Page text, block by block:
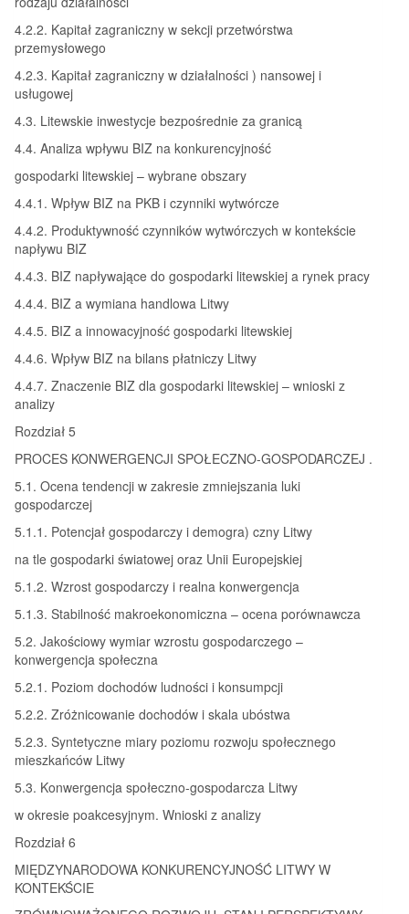
4.2.2. Kapitał zagraniczny w sekcji przetwórstwa
przemysłowego
4.2.3. Kapitał zagraniczny w działalności ) nansowej i
usługowej
4.3. Litewskie inwestycje bezpośrednie za granicą
4.4. Analiza wpływu BIZ na konkurencyjność
gospodarki litewskiej – wybrane obszary
4.4.1. Wpływ BIZ na PKB i czynniki wytwórcze
4.4.2. Produktywność czynników wytwórczych w kontekście
napływu BIZ
4.4.3. BIZ napływające do gospodarki litewskiej a rynek pracy
4.4.4. BIZ a wymiana handlowa Litwy
4.4.5. BIZ a innowacyjność gospodarki litewskiej
4.4.6. Wpływ BIZ na bilans płatniczy Litwy
4.4.7. Znaczenie BIZ dla gospodarki litewskiej – wnioski z
analizy
Rozdział 5
PROCES KONWERGENCJI SPOŁECZNO-GOSPODARCZEJ .
5.1. Ocena tendencji w zakresie zmniejszania luki
gospodarczej
5.1.1. Potencjał gospodarczy i demogra) czny Litwy
na tle gospodarki światowej oraz Unii Europejskiej
5.1.2. Wzrost gospodarczy i realna konwergencja
5.1.3. Stabilność makroekonomiczna – ocena porównawcza
5.2. Jakościowy wymiar wzrostu gospodarczego –
konwergencja społeczna
5.2.1. Poziom dochodów ludności i konsumpcji
5.2.2. Zróżnicowanie dochodów i skala ubóstwa
5.2.3. Syntetyczne miary poziomu rozwoju społecznego
mieszkańców Litwy
5.3. Konwergencja społeczno-gospodarcza Litwy
w okresie poakcesyjnym. Wnioski z analizy
Rozdział 6
MIĘDZYNARODOWA KONKURENCYJNOŚĆ LITWY W
KONTEKŚCIE